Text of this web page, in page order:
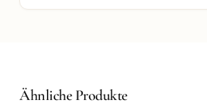
Ähnliche Produkte